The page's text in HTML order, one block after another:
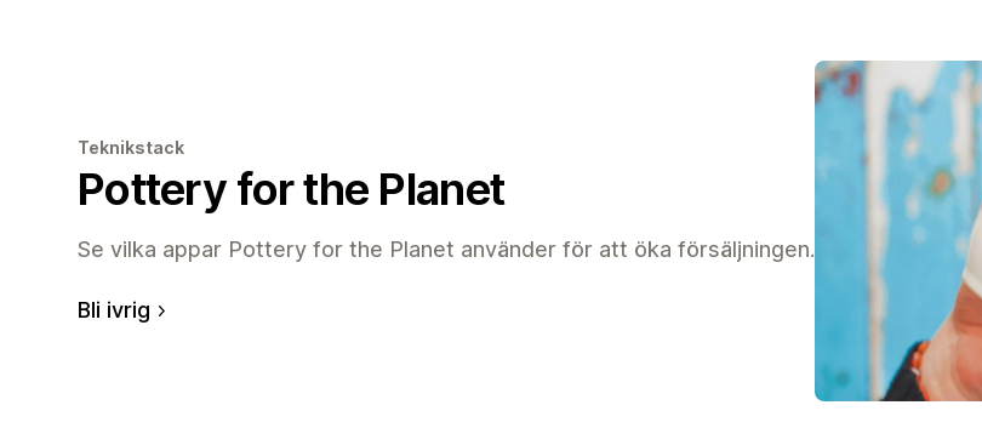
Teknikstack
Pottery for the Planet
Se vilka appar Pottery for the Planet använder för att öka försäljningen.
Bli ivrig